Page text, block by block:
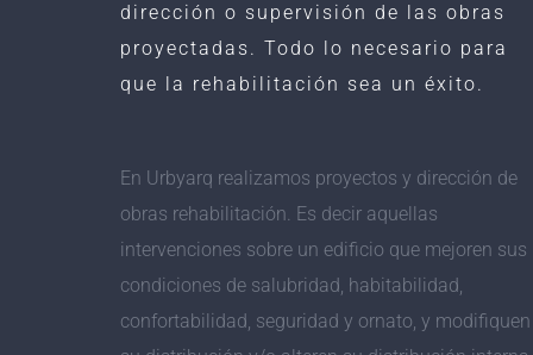
dirección o supervisión de las obras
proyectadas. Todo lo necesario para
que la rehabilitación sea un éxito.
En Urbyarq realizamos proyectos y dirección de
obras rehabilitación. Es decir aquellas
intervenciones sobre un edificio que mejoren sus
condiciones de salubridad, habitabilidad,
confortabilidad, seguridad y ornato, y modifiquen